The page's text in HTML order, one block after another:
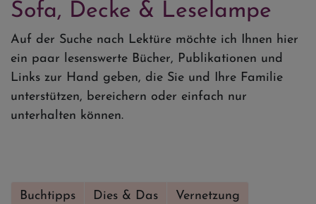
Sofa, Decke & Leselampe
Auf der Suche nach Lektüre möchte ich Ihnen hier
ein paar lesenswerte Bücher, Publikationen und
Links zur Hand geben, die Sie und Ihre Familie
unterstützen, bereichern oder einfach nur
unterhalten können.
Buchtipps Dies & Das Vernetzung